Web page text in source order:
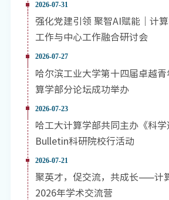
2026-07-31
强化党建引领 聚智AI赋能｜计
工作与中心工作融合研讨会
2026-07-27
哈尔滨工业大学第十四届卓越
算学部分论坛成功举办
2026-07-23
哈工大计算学部共同主办《科
Bulletin科研院校行活动
2026-07-21
聚英才，促交流，共成长——计
2026年学术交流营